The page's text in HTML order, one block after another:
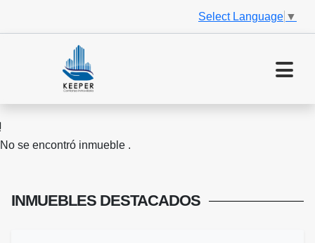
Select Language ▼
No se encontró inmueble .
INMUEBLES DESTACADOS